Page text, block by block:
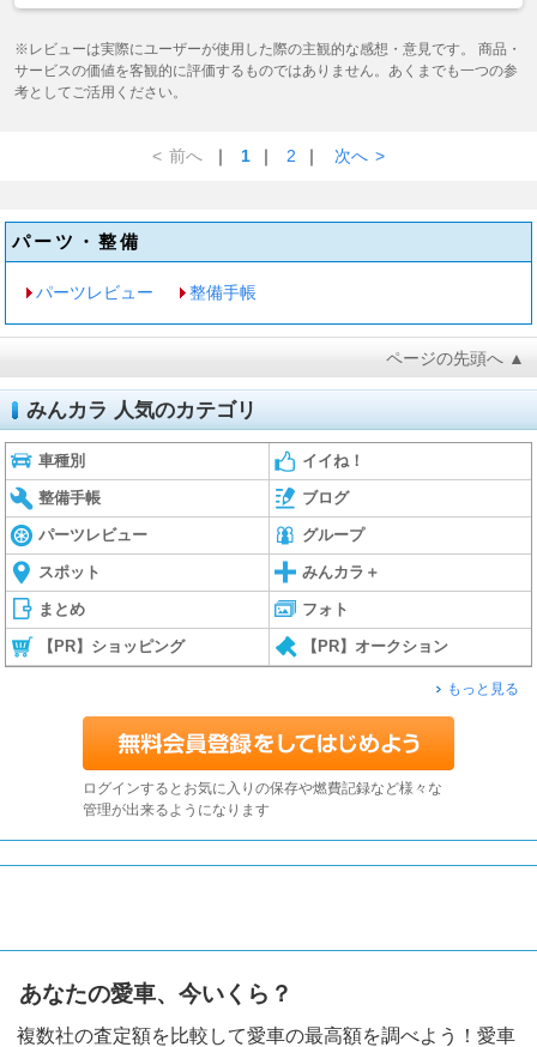
※レビューは実際にユーザーが使用した際の主観的な感想・意見です。 商品・
サービスの価値を客観的に評価するものではありません。あくまでも一つの参
考としてご活用ください。
< 前へ ｜ 1 ｜ 2 ｜ 次へ >
パーツ・整備
パーツレビュー 整備手帳
ページの先頭へ ▲
みんカラ 人気のカテゴリ
車種別 イイね！
整備手帳 ブログ
パーツレビュー グループ
スポット みんカラ＋
まとめ フォト
【PR】ショッピング 【PR】オークション
もっと見る
ログインするとお気に入りの保存や燃費記録など様々な
管理が出来るようになります
あなたの愛車、今いくら？
複数社の査定額を比較して愛車の最高額を調べよう！愛車